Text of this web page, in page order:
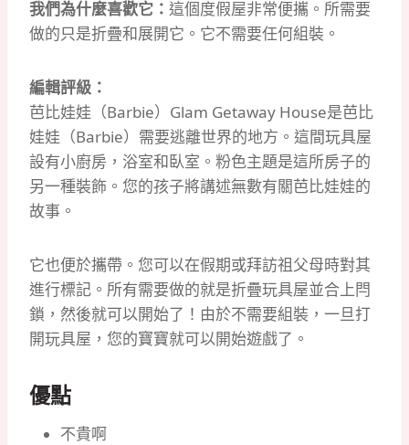
我們為什麼喜歡它： 這個度假屋非常便攜。 所需要
做的只是折疊和展開它。 它不需要任何組裝。
編輯評級：
芭比娃娃（Barbie）Glam Getaway House是芭比
娃娃（Barbie）需要逃離世界的地方。 這間玩具屋
設有小廚房，浴室和臥室。 粉色主題是這所房子的
另一種裝飾。 您的孩子將講述無數有關芭比娃娃的
故事。
它也便於攜帶。 您可以在假期或拜訪祖父母時對其
進行標記。 所有需要做的就是折疊玩具屋並合上閂
鎖，然後就可以開始了！ 由於不需要組裝，一旦打
開玩具屋，您的寶寶就可以開始遊戲了。
優點
不貴啊